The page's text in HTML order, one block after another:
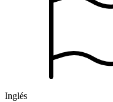
Inglés